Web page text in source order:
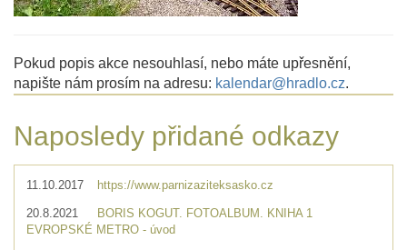
Pokud popis akce nesouhlasí, nebo máte upřesnění,
napište nám prosím na adresu: kalendar@hradlo.cz.
Naposledy přidané odkazy
11.10.2017 https://www.parnizaziteksasko.cz
20.8.2021
BORIS KOGUT. FOTOALBUM. KNIHA 1
EVROPSKÉ METRO - úvod